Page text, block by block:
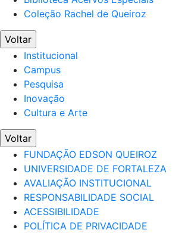
Coleção Rachel de Queiroz
Voltar
Institucional
Campus
Pesquisa
Inovação
Cultura e Arte
Voltar
FUNDAÇÃO EDSON QUEIROZ
UNIVERSIDADE DE FORTALEZA
AVALIAÇÃO INSTITUCIONAL
RESPONSABILIDADE SOCIAL
ACESSIBILIDADE
POLÍTICA DE PRIVACIDADE